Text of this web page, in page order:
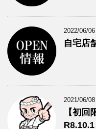
2022/06/06
自宅店
2021/06/08
【初回